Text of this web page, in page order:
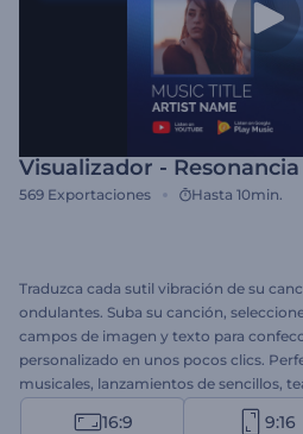
Visualizador -
569 Exportaciones Hasta 10min.
Traduzca cada sutil vibración de su
ondulantes. Suba su canción,
campos de imagen y texto para
personalizado en unos pocos clics.
musicales, lanzamientos de sencillos,
más. ¡Cree su proyecto hoy mismo!
16:9 9:16